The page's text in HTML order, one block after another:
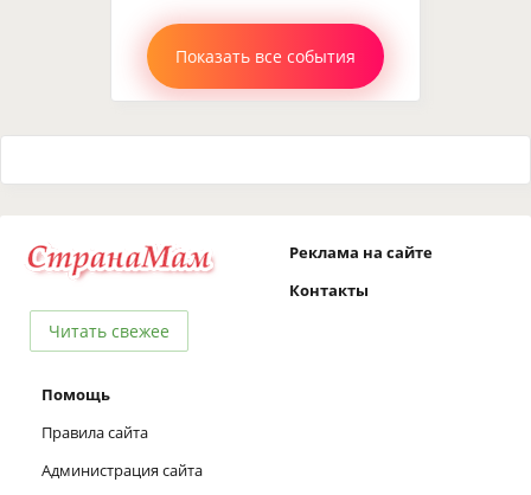
Показать все события
Читать свежее
Реклама на сайте
Контакты
Помощь
Правила сайта
Администрация сайта